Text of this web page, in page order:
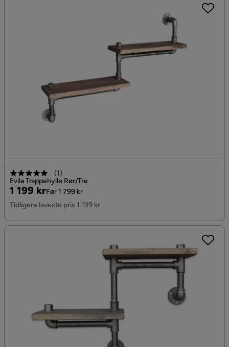
(1)
Evila Trappehylle Rør/Tre
Pris
1 199 kr
Original
Pris
Før 1 799 kr
Tidligere laveste pris 1 199 kr